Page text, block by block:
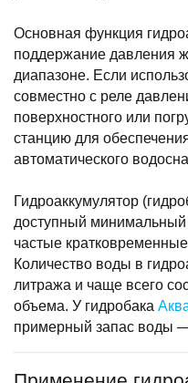
Основная функция
поддержание давления
диапазоне. Если
совместно с реле
поверхностного или
станцию для
автоматического
Гидроаккумулятор
доступный минимальный
частые
Количество воды в
литража и чаще всего
объема. У гидробака
примерный запас воды